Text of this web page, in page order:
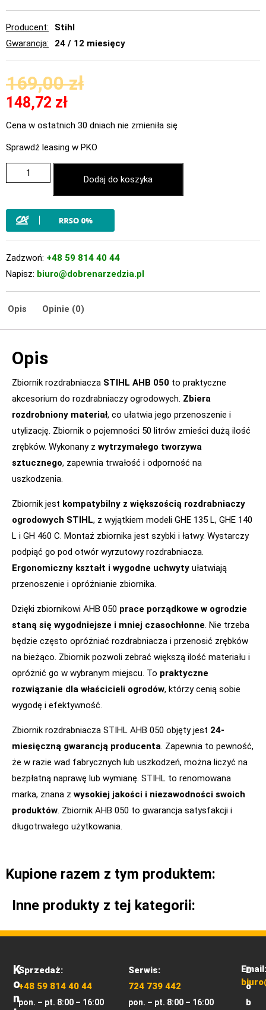
Producent
Stihl
Gwarancja
24 / 12 miesięcy
169,00zł
148,72 zł
Cena w ostatnich 30 dniach nie zmieniła się
Sprawdź leasing w PKO
Dodaj do koszyka
Zadzwoń: +48 59 814 40 44
Napisz: biuro@dobrenarzedzia.pl
Opis Opinie (0)
Opis
Zbiornik rozdrabniacza STIHL AHB 050 to praktyczne
akcesorium do rozdrabniaczy ogrodowych. Zbiera
rozdrobniony materiał, co ułatwia jego przenoszenie i
utylizację. Zbiornik o pojemności 50 litrów zmieści dużą ilość
zrębków. Wykonany z wytrzymałego tworzywa
sztucznego, zapewnia trwałość i odporność na
uszkodzenia.
Zbiornik jest kompatybilny z większością rozdrabniaczy
ogrodowych STIHL, z wyjątkiem modeli GHE 135 L, GHE 140
L i GH 460 C. Montaż zbiornika jest szybki i łatwy. Wystarczy
podpiąć go pod otwór wyrzutowy rozdrabniacza.
Ergonomiczny kształt i wygodne uchwyty ułatwiają
przenoszenie i opróżnianie zbiornika.
Dzięki zbiornikowi AHB 050 prace porządkowe w ogrodzie
staną się wygodniejsze i mniej czasochłonne. Nie trzeba
będzie często opróżniać rozdrabniacza i przenosić zrębków
na bieżąco. Zbiornik pozwoli zebrać większą ilość materiału i
opróżnić go w wybranym miejscu. To praktyczne
rozwiązanie dla właścicieli ogrodów, którzy cenią sobie
wygodę i efektywność.
Zbiornik rozdrabniacza STIHL AHB 050 objęty jest 24-
miesięczną gwarancją producenta. Zapewnia to pewność,
że w razie wad fabrycznych lub uszkodzeń, można liczyć na
bezpłatną naprawę lub wymianę. STIHL to renomowana
marka, znana z wysokiej jakości i niezawodności swoich
produktów. Zbiornik AHB 050 to gwarancja satysfakcji i
długotrwałego użytkowania.
Kupione razem z tym produktem:
Inne produkty z tej kategorii:
K
O
N
Sprzedaż:
+48 59 814 40 44
pon. – pt. 8:00 – 16:00
Serwis:
724 739 442
pon. – pt. 8:00 – 16:00
Email:
D
o
b